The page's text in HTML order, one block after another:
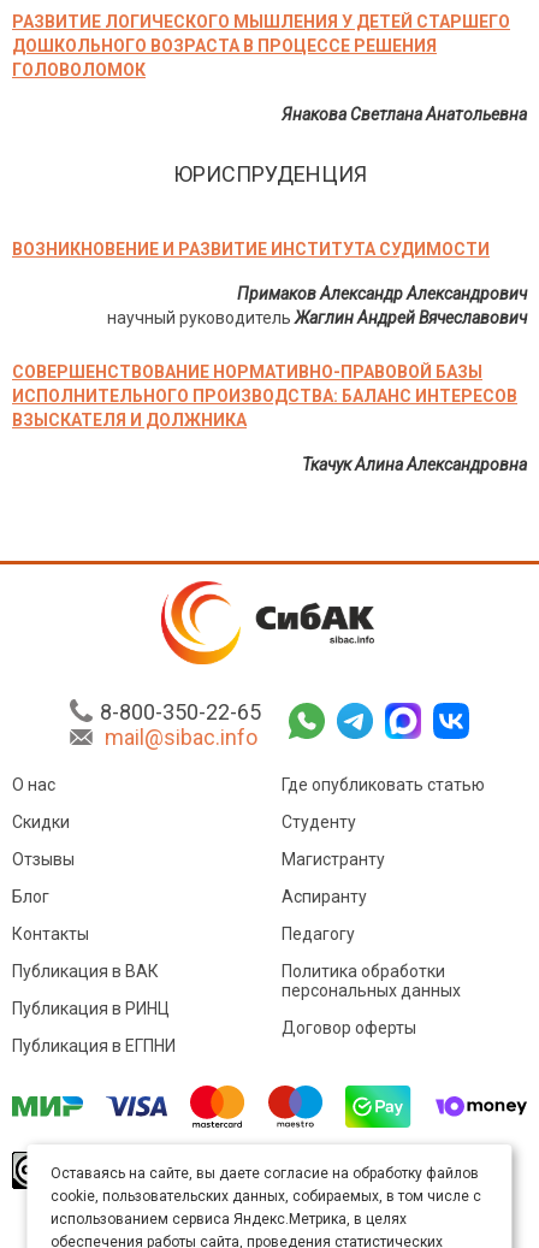
РАЗВИТИЕ ЛОГИЧЕСКОГО МЫШЛЕНИЯ У ДЕТЕЙ СТАРШЕГО
ДОШКОЛЬНОГО ВОЗРАСТА В ПРОЦЕССЕ РЕШЕНИЯ
ГОЛОВОЛОМОК
Янакова Светлана Анатольевна
ЮРИСПРУДЕНЦИЯ
ВОЗНИКНОВЕНИЕ И РАЗВИТИЕ ИНСТИТУТА СУДИМОСТИ
Примаков Александр Александрович
научный руководитель Жаглин Андрей Вячеславович
СОВЕРШЕНСТВОВАНИЕ НОРМАТИВНО-ПРАВОВОЙ БАЗЫ
ИСПОЛНИТЕЛЬНОГО ПРОИЗВОДСТВА: БАЛАНС ИНТЕРЕСОВ
ВЗЫСКАТЕЛЯ И ДОЛЖНИКА
Ткачук Алина Александровна
8-800-350-22-65
mail@sibac.info
О нас
Скидки
Отзывы
Блог
Контакты
Где опубликовать статью
Студенту
Магистранту
Аспиранту
Педагогу
Публикация в ВАК
Публикация в РИНЦ
Публикация в ЕГПНИ
Политика обработки
персональных данных
Договор оферты
произведение доступно полицензии Creative
Commons «Attribution» («Атрибуция») 4.0
Непортированная.
Карта сайта
Оставаясь на сайте, вы даете согласие на обработку файлов
cookie, пользовательских данных, собираемых, в том числе с
использованием сервиса Яндекс.Метрика, в целях
обеспечения работы сайта, проведения статистических